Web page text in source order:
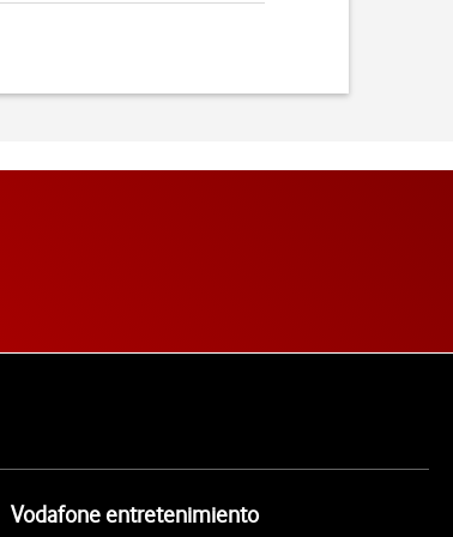
Vodafone entretenimiento